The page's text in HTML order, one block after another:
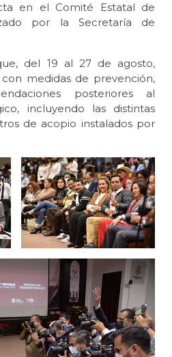
en el Comité Estatal de
por la Secretaría de
del 19 al 27 de agosto,
medidas de prevención,
posteriores al
incluyendo las distintas
de acopio instalados por